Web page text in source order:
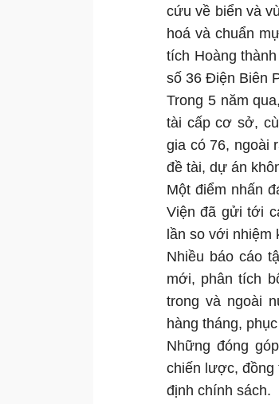
cứu về biển và
hoá và chuẩn
tích Hoàng
số 36 Điện Biên
Trong 5 năm
tài cấp cơ sở,
gia có 76, ngoài
đề tài, dự án
Một điểm nhấn
Viện đã gửi tới
lần so với nhiệm
Nhiều báo cáo
mới, phân tích
trong và ngoài
hàng tháng,
Những đóng
chiến lược, đồng
định chính sách.